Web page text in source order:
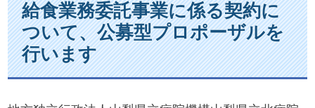
給食業務委託事業に係る契約に
ついて、公募型プロポーザルを
行います